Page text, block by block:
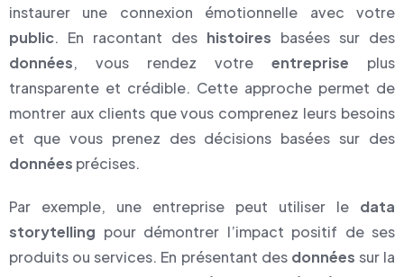
instaurer une connexion émotionnelle avec votre
public. En racontant des histoires basées sur des
données, vous rendez votre entreprise plus
transparente et crédible. Cette approche permet de
montrer aux clients que vous comprenez leurs besoins
et que vous prenez des décisions basées sur des
données précises.
Par exemple, une entreprise peut utiliser le data
storytelling pour démontrer l’impact positif de ses
produits ou services. En présentant des données sur la